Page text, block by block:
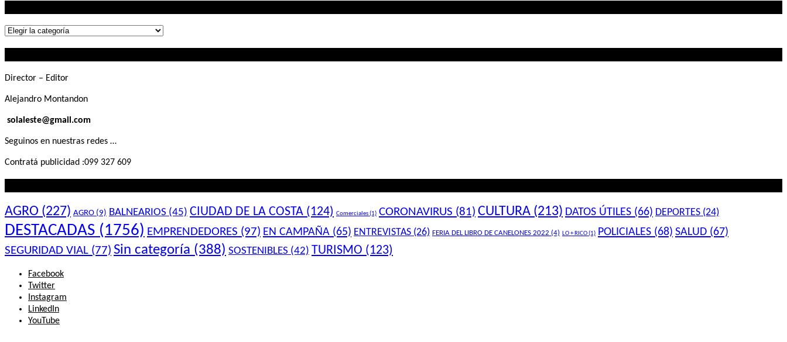
Lo
Director – Editor
Alejandro Montandon
solaleste@gmail.com
Seguinos en nuestras redes …
Contratá publicidad :099 327 609
AGRO (227) AGRO (9) BALNEARIOS (45) CIUDAD DE LA COSTA (124) Comerciales(1) CORONAVIRUS (81) CULTURA (213) DATOS ÚTILES (66) DEPORTES (24)
DESTACADAS (1756) EMPRENDEDORES (97) EN CAMPAÑA (65) ENTREVISTAS (26) FERIA DEL LIBRO DE CANELONES 2022 (4) LO + RICO(1) POLICIALES (68) SALUD (67)
SEGURIDAD VIAL (77) Sin categoría (388) SOSTENIBLES (42) TURISMO (123)
Facebook
Twitter
Instagram
LinkedIn
YouTube